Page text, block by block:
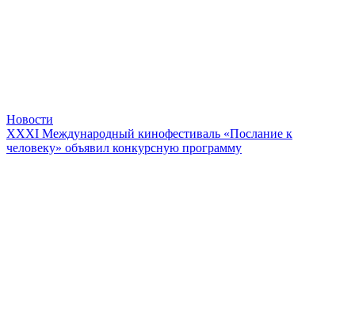
Новости
XXXI Международный кинофестиваль «Послание к
человеку» объявил конкурсную программу